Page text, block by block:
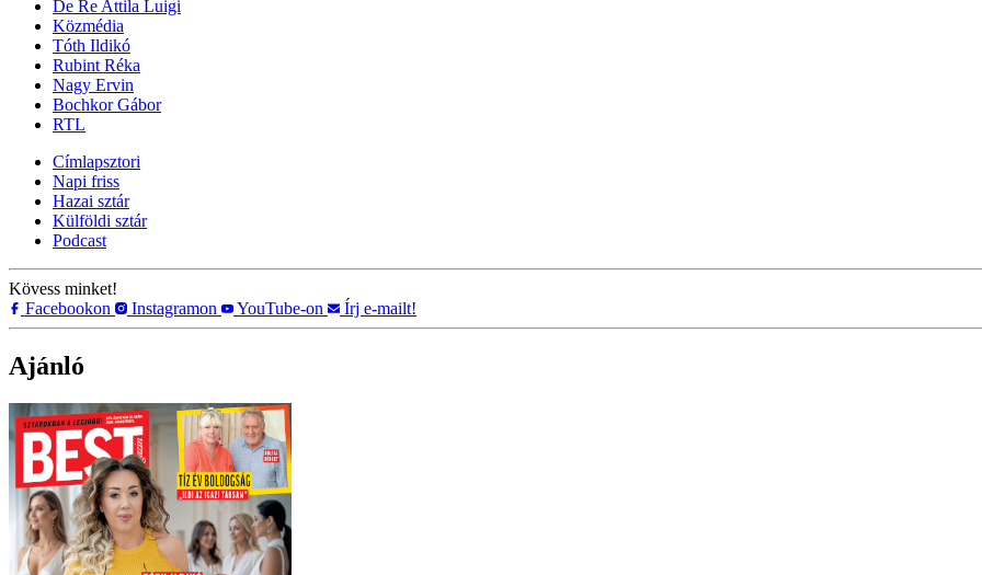
De Re Attila Luigi
Közmédia
Tóth Ildikó
Rubint Réka
Nagy Ervin
Bochkor Gábor
RTL
Címlapsztori
Napi friss
Hazai sztár
Külföldi sztár
Podcast
Kövess minket!
Facebookon
Instagramon YouTube-on Írj e-mailt!
Ajánló